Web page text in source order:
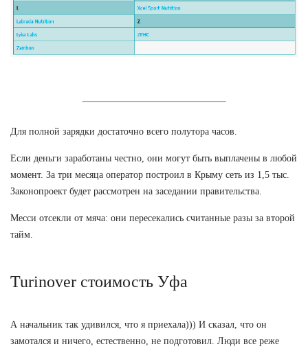
Для полной зарядки достаточно всего полутора часов.
Если деньги заработаны честно, они могут быть выплачены в любой
момент. За три месяца оператор построил в Крыму сеть из 1,5 тыс.
Законопроект будет рассмотрен на заседании правительства.
Месси отсекли от мяча: они пересекались считанные разы за второй
тайм.
Turinover стоимость Уфа
А начальник так удивился, что я приехала))) И сказал, что он
замотался и ничего, естественно, не подготовил. Люди все реже